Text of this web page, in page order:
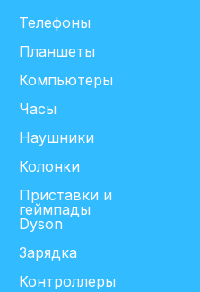
Телефоны
Планшеты
Компьютеры
Часы
Наушники
Колонки
Приставки и
геймпады
Dyson
Зарядка
Контроллеры